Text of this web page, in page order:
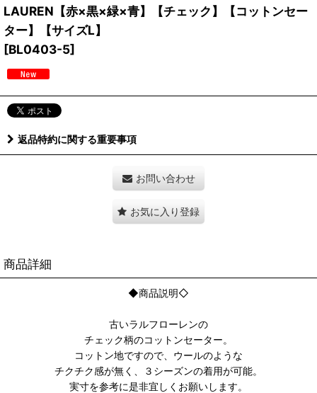
LAUREN【赤×黒×緑×青】【チェック】【コットンセー
ター】【サイズL】
[BL0403-5]
返品特約に関する重要事項
お問い合わせ
お気に入り登録
商品詳細
◆商品説明◇
古いラルフローレンの
チェック柄のコットンセーター。
コットン地ですので、ウールのような
チクチク感が無く、３シーズンの着用が可能。
実寸を参考に是非宜しくお願いします。